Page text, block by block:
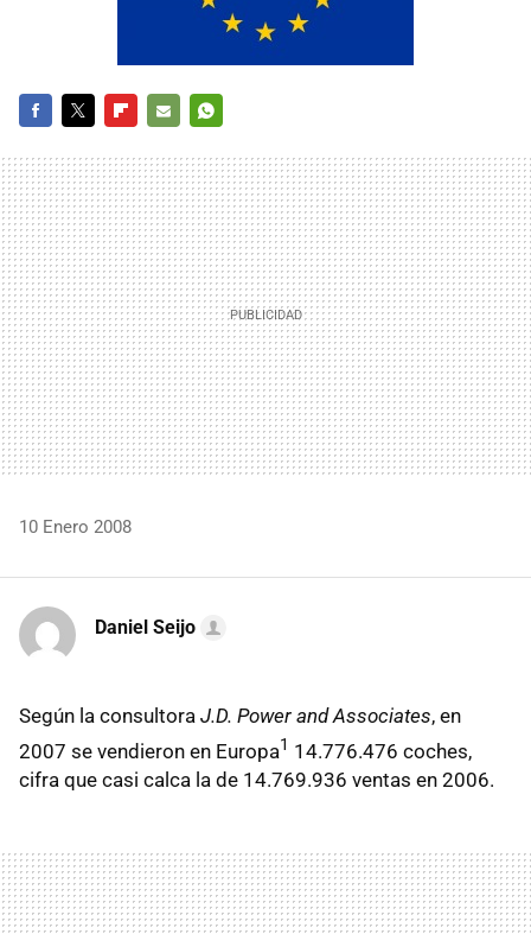
MAIL
10 Enero 2008
Daniel Seijo
Según la consultora J.D. Power and Associates, en
2007 se vendieron en Europa1 14.776.476 coches,
cifra que casi calca la de 14.769.936 ventas en 2006.